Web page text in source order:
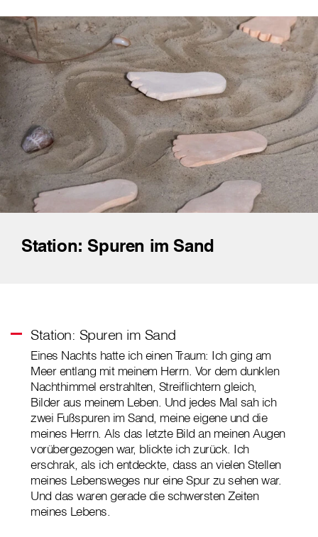
Station: Spuren im Sand
Station: Spuren im Sand
Eines Nachts hatte ich einen Traum: Ich ging am
Meer entlang mit meinem Herrn. Vor dem dunklen
Nachthimmel erstrahlten, Streiflichtern gleich,
Bilder aus meinem Leben. Und jedes Mal sah ich
zwei Fußspuren im Sand, meine eigene und die
meines Herrn. Als das letzte Bild an meinen Augen
vorübergezogen war, blickte ich zurück. Ich
erschrak, als ich entdeckte, dass an vielen Stellen
meines Lebensweges nur eine Spur zu sehen war.
Und das waren gerade die schwersten Zeiten
meines Lebens.